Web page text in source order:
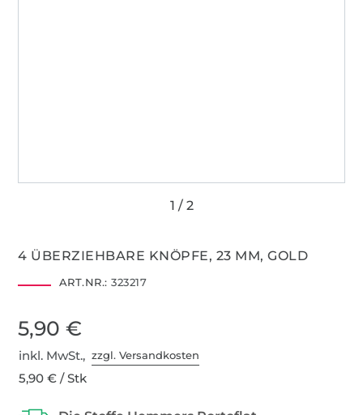
4 ÜBERZIEHBARE KNÖPFE, 23 MM, GOLD
ART.NR.: 323217
5,90 €
inkl. MwSt.,zzgl. Versandkosten
5,90 € / Stk